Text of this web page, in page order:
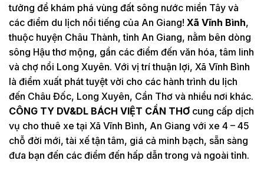
tưởng để khám phá vùng đất sông nước miền Tây và
các điểm du lịch nổi tiếng của An Giang! Xã Vĩnh Bình,
thuộc huyện Châu Thành, tỉnh An Giang, nằm bên dòng
sông Hậu thơ mộng, gần các điểm đến văn hóa, tâm linh
và chợ nổi Long Xuyên. Với vị trí thuận lợi, Xã Vĩnh Bình
là điểm xuất phát tuyệt vời cho các hành trình du lịch
đến Châu Đốc, Long Xuyên, Cần Thơ và nhiều nơi khác.
CÔNG TY DV&DL BÁCH VIỆT CẦN THƠ cung cấp dịch
vụ cho thuê xe tại Xã Vĩnh Bình, An Giang với xe 4 – 45
chỗ đời mới, tài xế tận tâm, giá cả minh bạch, sẵn sàng
đưa bạn đến các điểm đến hấp dẫn trong và ngoài tỉnh.